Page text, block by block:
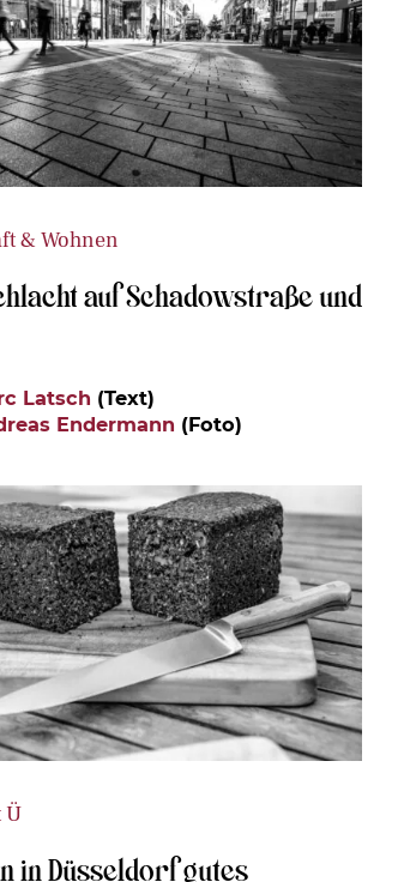
& Wohnen
auf Schadowstraße und
Latsch (Text)
Endermann (Foto)
Ü
in Düsseldorf gutes